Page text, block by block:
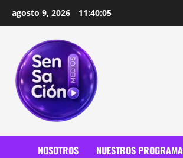
agosto 9, 2026 11:40:06
NOSOTROS NUESTROS